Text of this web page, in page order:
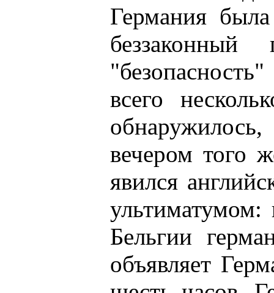
Германия
всего
вечером того
явился
ультиматумом:
Бельгии
объявляет